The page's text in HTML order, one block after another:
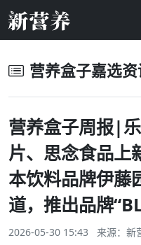
营养盒子嘉选
营养盒子周报|
片、思念食品上
本饮料品牌伊藤
道，推出品牌
2026-05-30 15:43 来源： 新